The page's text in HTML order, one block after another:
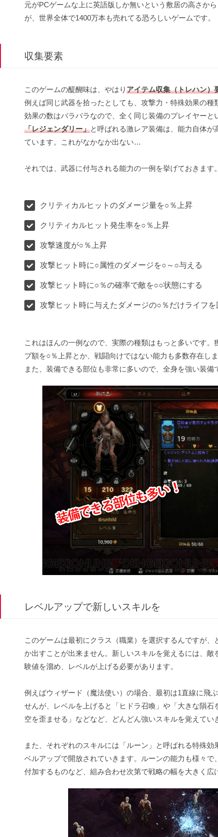
元がPCゲームな上に英語版しか無いという敷居の高さか
が、世界全体で1400万本も売れてる恐ろしいゲームです。
収集要素
このゲームの醍醐味は、やはりアイテム収集（トレハン）
例えば同じ武器を拾ったとしても、攻撃力・特殊効果の
効果の数はバラバラなので、全く同じ装備のプレイヤー
「レジェンダリー」と呼ばれる激レア装備は、能力自体
ています。これがなかなか出ない…
それでは、武器に付与される能力の一例を挙げておきます
クリティカルヒットのダメージ量を○％上昇
クリティカルヒット発生率を○％上昇
攻撃速度が○％上昇
攻撃ヒット時に○属性のダメージを○～○与える
攻撃ヒット時に○％の確率で敵を○○状態にする
攻撃ヒット時に与えたダメージの○％だけライフを
これはほんの一例なので、実際の種類はもっと多いです
プ額を○％上昇とか、戦闘向けではない能力も多数存在し
また、装備できる部位も非常に多いので、全身を強い装
レベルアップで新しいスキルを
このゲームは最初にクラス（職業）を選択するんですが
か出すことが出来ません。新しいスキルを覚えるには、
験値を溜め、レベルが上げる必要があります。
例えばウィザード（魔法使い）の場合、最初は1直線に飛
せんが、レベルを上げると「ヒドラ召喚」や「大きな隕
空を歪ませる」などなど、どんどん強いスキルを覚えてい
また、それぞれのスキルには「ルーン」と呼ばれる特殊
ベルアップで開放されていきます。ルーンの能力も様々
付加するものなど、組み合わせ次第で戦略の幅を大きく広